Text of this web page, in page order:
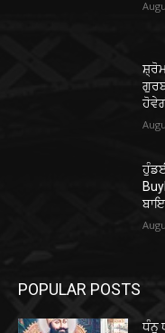
POPULAR POSTS
ਧੰਨੁ